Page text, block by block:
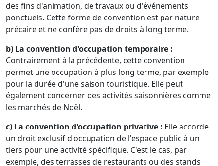
des fins d'animation, de travaux ou d'événements
ponctuels. Cette forme de convention est par nature
précaire et ne confère pas de droits à long terme.
b) La convention d'occupation temporaire :
Contrairement à la précédente, cette convention
permet une occupation à plus long terme, par exemple
pour la durée d'une saison touristique. Elle peut
également concerner des activités saisonnières comme
les marchés de Noël.
c) La convention d'occupation privative : Elle accorde
un droit exclusif d'occupation de l'espace public à un
tiers pour une activité spécifique. C'est le cas, par
exemple, des terrasses de restaurants ou des stands